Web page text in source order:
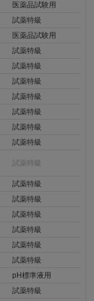
医薬品試験用
試薬特級
医薬品試験用
試薬特級
試薬特級
試薬特級
試薬特級
試薬特級
試薬特級
試薬特級
試薬特級
試薬特級
試薬特級
試薬特級
試薬特級
試薬特級
試薬特級
pH標準液用
試薬特級